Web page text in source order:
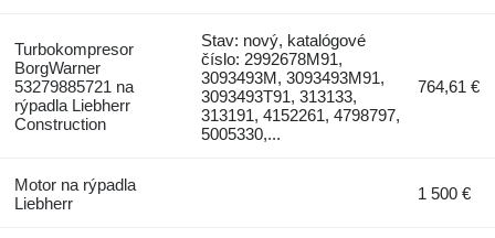
Turbokompresor
BorgWarner
53279885721 na
rýpadla Liebherr
Construction
Stav: nový, katalógové
číslo: 2992678M91,
3093493M, 3093493M91,
3093493T91, 313133,
313191, 4152261, 4798797,
5005330,...
764,61 €
Motor na rýpadla
Liebherr
1 500 €